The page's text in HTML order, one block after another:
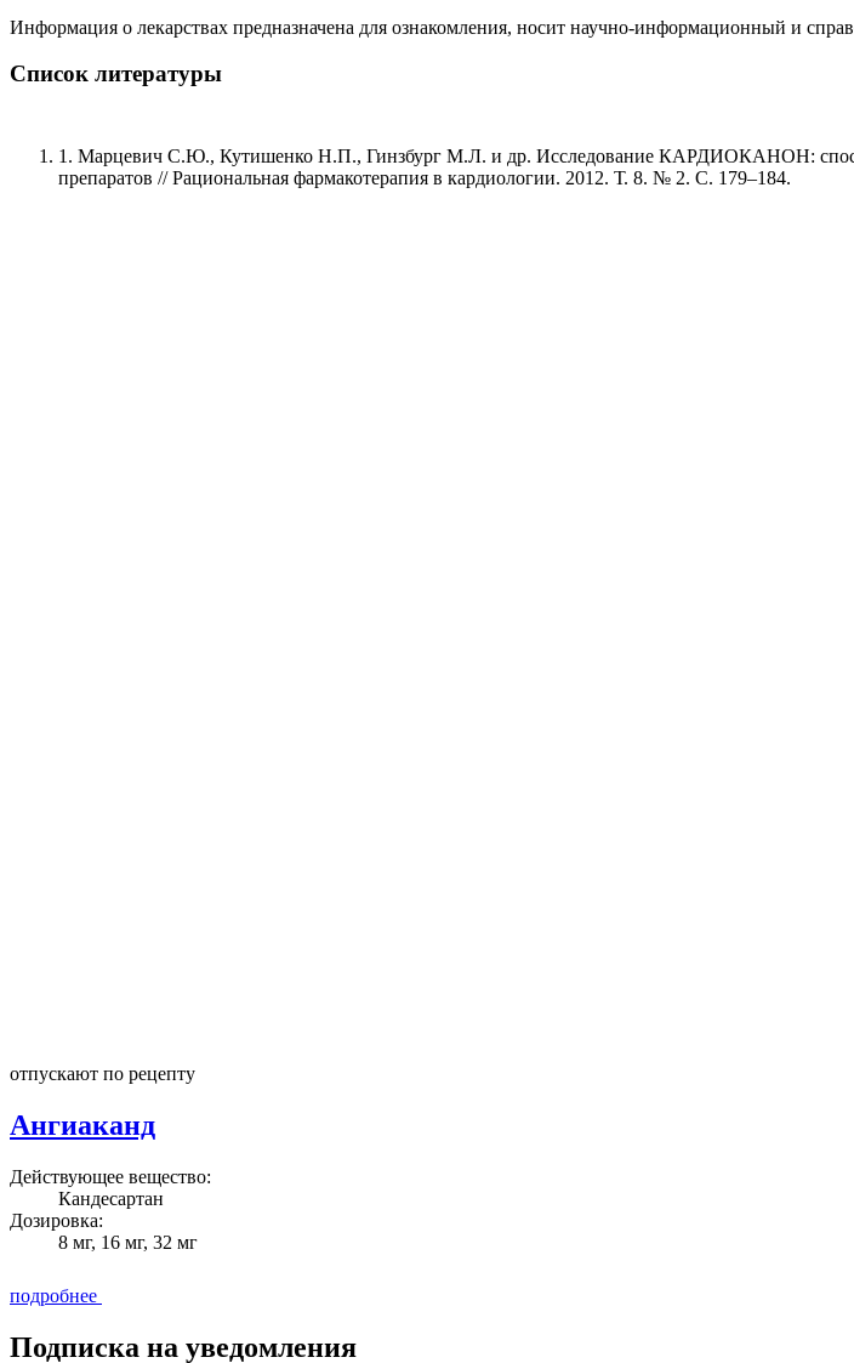
Информация о лекарствах предназначена для ознакомления, носит научно-информационный и
Список литературы
1. Марцевич С.Ю., Кутишенко Н.П., Гинзбург М.Л. и др. Исследование КАРДИОКАНОН:
препаратов // Рациональная фармакотерапия в кардиологии. 2012. Т. 8. № 2. С. 179–184.
отпускают по рецепту
Ангиаканд
Действующее вещество:
Кандесартан
Дозировка:
8 мг, 16 мг, 32 мг
подробнее
Подписка на уведомления